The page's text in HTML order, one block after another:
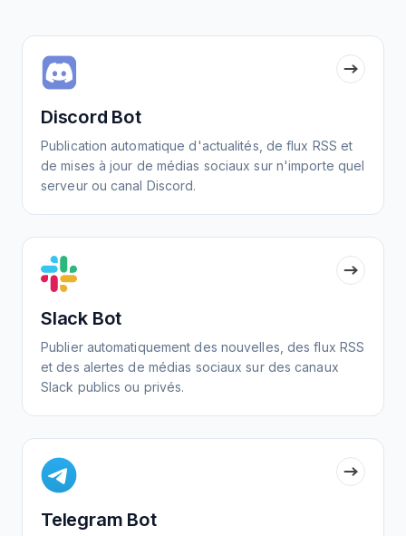
Discord Bot
Publication automatique d'actualités, de flux RSS et
de mises à jour de médias sociaux sur n'importe quel
serveur ou canal Discord.
Slack Bot
Publier automatiquement des nouvelles, des flux RSS
et des alertes de médias sociaux sur des canaux
Slack publics ou privés.
Telegram Bot